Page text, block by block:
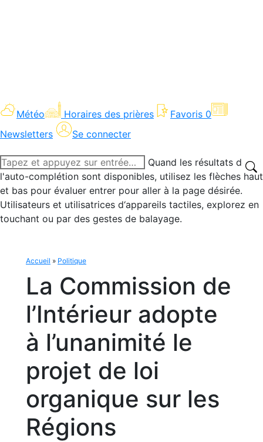
Météo Horaires des prières Favoris 0
Newsletters
Se connecter
Recherche
:
Quand les résultats de
l'auto-complétion sont disponibles, utilisez les flèches haut
et bas pour évaluer entrer pour aller à la page désirée.
Utilisateurs et utilisatrices d‘appareils tactiles, explorez en
touchant ou par des gestes de balayage.
Accueil » Politique
La Commission de
l’Intérieur adopte
à l’unanimité le
projet de loi
organique sur les
Régions